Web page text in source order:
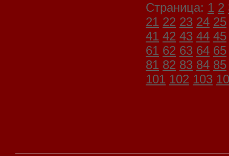
Страница: 1 2
21 22 23 24 25
41 42 43 44 45
61 62 63 64 65
81 82 83 84 85
101 102 103